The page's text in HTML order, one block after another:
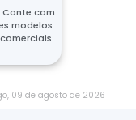
com
modelos
, 09 de agosto de 2026